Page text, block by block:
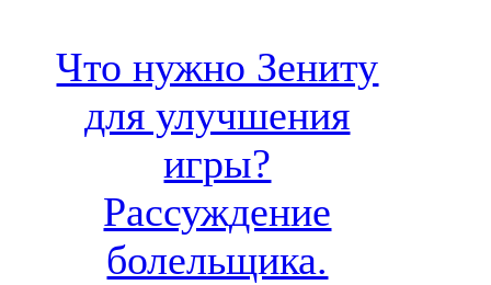
Что нужно Зениту
для улучшения
игры?
Рассуждение
болельщика.